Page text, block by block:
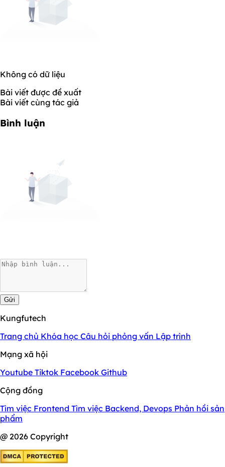
Không có dữ liệu
Bài viết được đề xuất
Bài viết cùng tác giả
Bình luận
Gửi
Kungfutech
Trang chủ Khóa học Câu hỏi phỏng vấn Lập trình
Mạng xã hội
Youtube Tiktok Facebook Github
Cộng đồng
Tìm việc Frontend Tìm việc Backend, Devops Phản hồi sản
phẩm
@ 2026 Copyright